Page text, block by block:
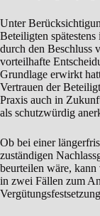
Unter
Beteiligten
durch den Beschluss
vorteilhafte
Grundlage erwirkt
Vertrauen der
Praxis auch in
als schutzwürdig
Ob bei einer
zuständigen
beurteilen wäre,
in zwei Fällen zum